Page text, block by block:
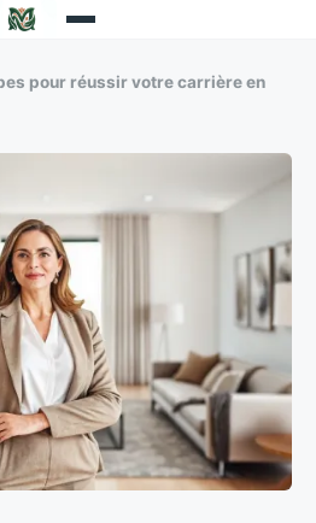
pour réussir votre carrière en